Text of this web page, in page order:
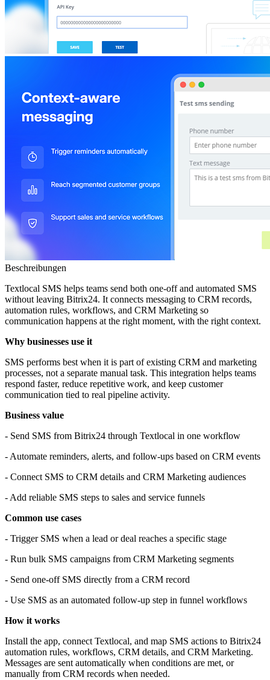
Beschreibungen
Textlocal SMS helps teams send both one-off and automated SMS
without leaving Bitrix24. It connects messaging to CRM records,
automation rules, workflows, and CRM Marketing so
communication happens at the right moment, with the right context.
Why businesses use it
SMS performs best when it is part of existing CRM and marketing
processes, not a separate manual task. This integration helps teams
respond faster, reduce repetitive work, and keep customer
communication tied to real pipeline activity.
Business value
- Send SMS from Bitrix24 through Textlocal in one workflow
- Automate reminders, alerts, and follow-ups based on CRM events
- Connect SMS to CRM details and CRM Marketing audiences
- Add reliable SMS steps to sales and service funnels
Common use cases
- Trigger SMS when a lead or deal reaches a specific stage
- Run bulk SMS campaigns from CRM Marketing segments
- Send one-off SMS directly from a CRM record
- Use SMS as an automated follow-up step in funnel workflows
How it works
Install the app, connect Textlocal, and map SMS actions to Bitrix24
automation rules, workflows, CRM details, and CRM Marketing.
Messages are sent automatically when conditions are met, or
manually from CRM records when needed.